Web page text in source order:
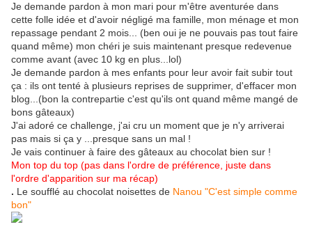
Je demande pardon à mon mari pour m'être aventurée dans
cette folle idée et d'avoir négligé ma famille, mon ménage et mon
repassage pendant 2 mois... (ben oui je ne pouvais pas tout faire
quand même) mon chéri je suis maintenant presque redevenue
comme avant (avec 10 kg en plus...lol)
Je demande pardon à mes enfants pour leur avoir fait subir tout
ça : ils ont tenté à plusieurs reprises de supprimer, d'effacer mon
blog...(bon la contrepartie c'est qu'ils ont quand même mangé de
bons gâteaux)
J'ai adoré ce challenge, j'ai cru un moment que je n'y arriverai
pas mais si ça y ...presque sans un mal !
Je vais continuer à faire des gâteaux au chocolat bien sur !
Mon top du top (pas dans l'ordre de préférence, juste dans
l'ordre d'apparition sur ma récap)
. Le soufflé au chocolat noisettes de Nanou "C'est simple comme
bon"